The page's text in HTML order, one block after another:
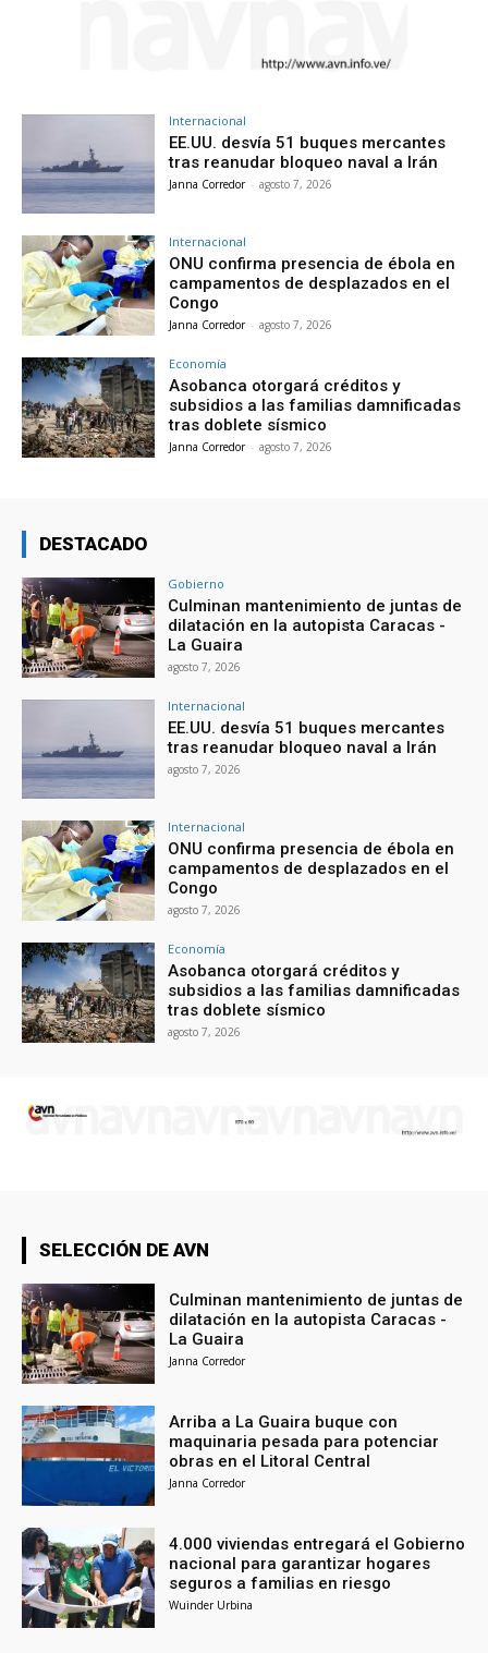
Internacional
EE.UU. desvía 51 buques mercantes
tras reanudar bloqueo naval a Irán
Janna Corredor - agosto 7, 2026
Internacional
ONU confirma presencia de ébola en
campamentos de desplazados en el
Congo
Janna Corredor - agosto 7, 2026
Economía
Asobanca otorgará créditos y
subsidios a las familias damnificadas
tras doblete sísmico
Janna Corredor - agosto 7, 2026
DESTACADO
Gobierno
Culminan mantenimiento de juntas de
dilatación en la autopista Caracas -
La Guaira
agosto 7, 2026
Internacional
EE.UU. desvía 51 buques mercantes
tras reanudar bloqueo naval a Irán
agosto 7, 2026
Internacional
ONU confirma presencia de ébola en
campamentos de desplazados en el
Congo
agosto 7, 2026
Economía
Asobanca otorgará créditos y
subsidios a las familias damnificadas
tras doblete sísmico
agosto 7, 2026
SELECCIÓN DE AVN
Culminan mantenimiento de juntas de
dilatación en la autopista Caracas -
La Guaira
Janna Corredor
Arriba a La Guaira buque con
maquinaria pesada para potenciar
obras en el Litoral Central
Janna Corredor
4.000 viviendas entregará el Gobierno
nacional para garantizar hogares
seguros a familias en riesgo
Wuinder Urbina